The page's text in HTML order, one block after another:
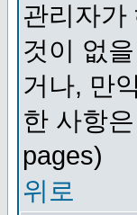
관리자가
것이 없
거나, 만
한 사항
pages)
위로